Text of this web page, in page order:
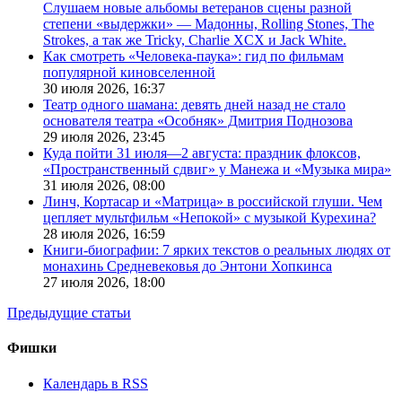
Слушаем новые альбомы ветеранов сцены разной
степени «выдержки» — Мадонны, Rolling Stones, The
Strokes, а так же Tricky, Charlie XCX и Jack White.
Как смотреть «Человека-паука»: гид по фильмам
популярной киновселенной
30 июля 2026, 16:37
Театр одного шамана: девять дней назад не стало
основателя театра «Особняк» Дмитрия Поднозова
29 июля 2026, 23:45
Куда пойти 31 июля—2 августа: праздник флоксов,
«Пространственный сдвиг» у Манежа и «Музыка мира»
31 июля 2026, 08:00
Линч, Кортасар и «Матрица» в российской глуши. Чем
цепляет мультфильм «Непокой» с музыкой Курехина?
28 июля 2026, 16:59
Книги-биографии: 7 ярких текстов о реальных людях от
монахинь Средневековья до Энтони Хопкинса
27 июля 2026, 18:00
Предыдущие статьи
Фишки
Календарь в RSS